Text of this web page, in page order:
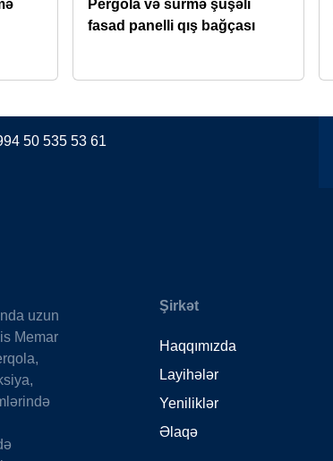
Pergola və sürmə şüşəli
fasad panelli qış bağçası
50 535 53 61
uzun
Memar
Şirkət
Haqqımızda
Layihələr
Yeniliklər
Əlaqə